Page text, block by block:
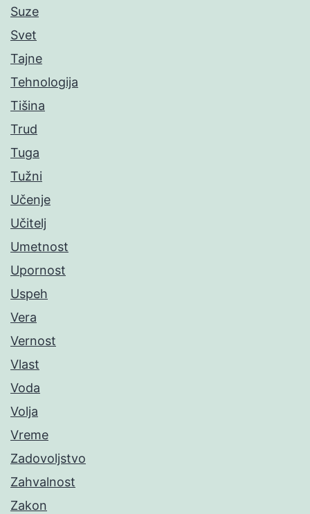
Suze
Svet
Tajne
Tehnologija
Tišina
Trud
Tuga
Tužni
Učenje
Učitelj
Umetnost
Upornost
Uspeh
Vera
Vernost
Vlast
Voda
Volja
Vreme
Zadovoljstvo
Zahvalnost
Zakon